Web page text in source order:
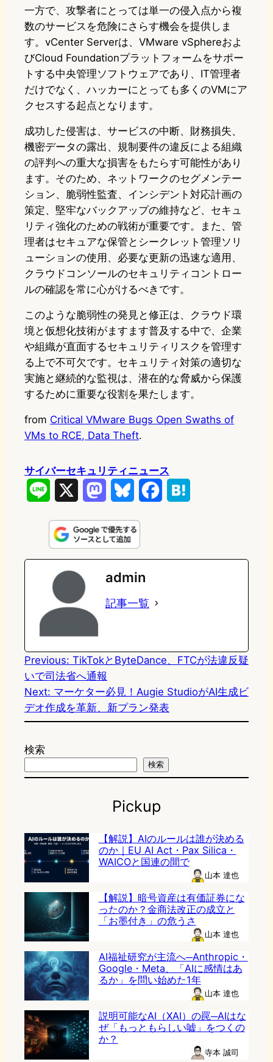
一方で、攻撃者にとっては単一の侵入点から複
数のサービスを危険にさらす機会を提供しま
す。vCenter Serverは、VMware vSphereおよ
びCloud Foundationプラットフォームをサポー
トする中央管理ソフトウェアであり、IT管理者
だけでなく、ハッカーにとっても多くのVMにア
クセスする起点となります。
成功した侵害は、サービスの中断、財務損失、
機密データの露出、規制要件の違反による組織
の評判への重大な損害をもたらす可能性があり
ます。そのため、ネットワークのセグメンテー
ション、脆弱性監査、インシデント対応計画の
策定、堅牢なバックアップの維持など、セキュ
リティ強化のための戦術が重要です。また、管
理者はセキュアな保管とシークレット管理ソリ
ューションの使用、必要な更新の迅速な適用、
クラウドコンソールのセキュリティコントロー
ルの確認を常に心がけるべきです。
このような脆弱性の発見と修正は、クラウド環
境と仮想化技術がますます普及する中で、企業
や組織が直面するセキュリティリスクを管理す
る上で不可欠です。セキュリティ対策の適切な
実施と継続的な監視は、潜在的な脅威から保護
するために重要な役割を果たします。
from Critical VMware Bugs Open Swaths of
VMs to RCE, Data Theft.
サイバーセキュリティニュース
n
e
s
t
o
d
n
u
e
s
k
e
k
e
admin
記事一覧
Previous: TikTokとByteDance、FTCが法違反疑
いで司法省へ通報
Next: マーケター必見！Augie StudioがAI生成ビ
デオ作成を革新、新プラン発表
検索
検索
Pickup
【解説】AIのルールは誰が決める
のか｜EU AI Act・Pax Silica・
WAICOと国連の間で
山本 達也
【解説】暗号資産は有価証券にな
ったのか？金商法改正の成立と
「お墨付き」の危うさ
山本 達也
AI福祉研究が主流へ─Anthropic・
Google・Meta、「AIに感情はあ
るか」を問い始めた1年
山本 達也
説明可能なAI（XAI）の罠─AIはな
ぜ「もっともらしい嘘」をつくの
か？
寺本 誠司